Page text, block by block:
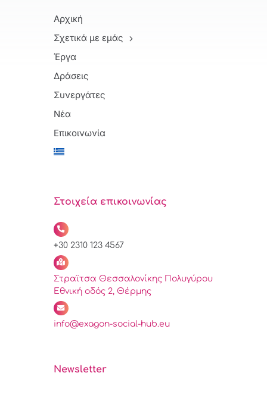
Αρχική
Σχετικά με εμάς
Έργα
Δράσεις
Συνεργάτες
Νέα
Επικοινωνία
Στοιχεία επικοινωνίας
+30 2310 123 4567
Στραϊτσα Θεσσαλονίκης Πολυγύρου
Εθνική οδός 2, Θέρμης
info@exagon-social-hub.eu
Newsletter